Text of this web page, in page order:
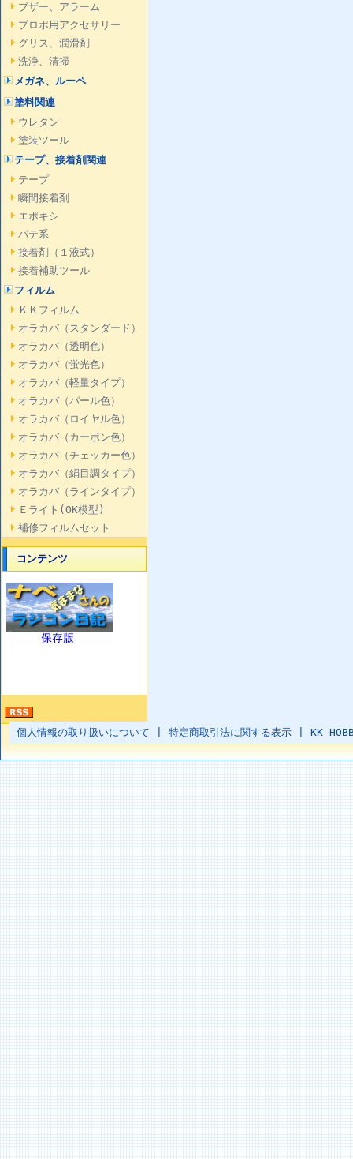
ブザー、アラーム
プロポ用アクセサリー
グリス、潤滑剤
洗浄、清掃
メガネ、ルーペ
塗料関連
ウレタン
塗装ツール
テープ、接着剤関連
テープ
瞬間接着剤
エポキシ
パテ系
接着剤（１液式）
接着補助ツール
フィルム
ＫＫフィルム
オラカバ（スタンダード）
オラカバ（透明色）
オラカバ（蛍光色）
オラカバ（軽量タイプ）
オラカバ（パール色）
オラカバ（ロイヤル色）
オラカバ（カーボン色）
オラカバ（チェッカー色）
オラカバ（絹目調タイプ）
オラカバ（ラインタイプ）
Ｅライト(OK模型)
補修フィルムセット
コンテンツ
個人情報の取り扱いについて 特定商取引法に関する表示 KK